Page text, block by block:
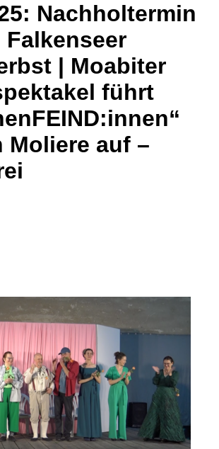
Nachholtermin
Falkenseer
| Moabiter
führt
Moliere auf –